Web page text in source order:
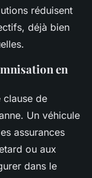
réduisent
déjà bien
en
clause de
Un véhicule
assurances
ou aux
dans le